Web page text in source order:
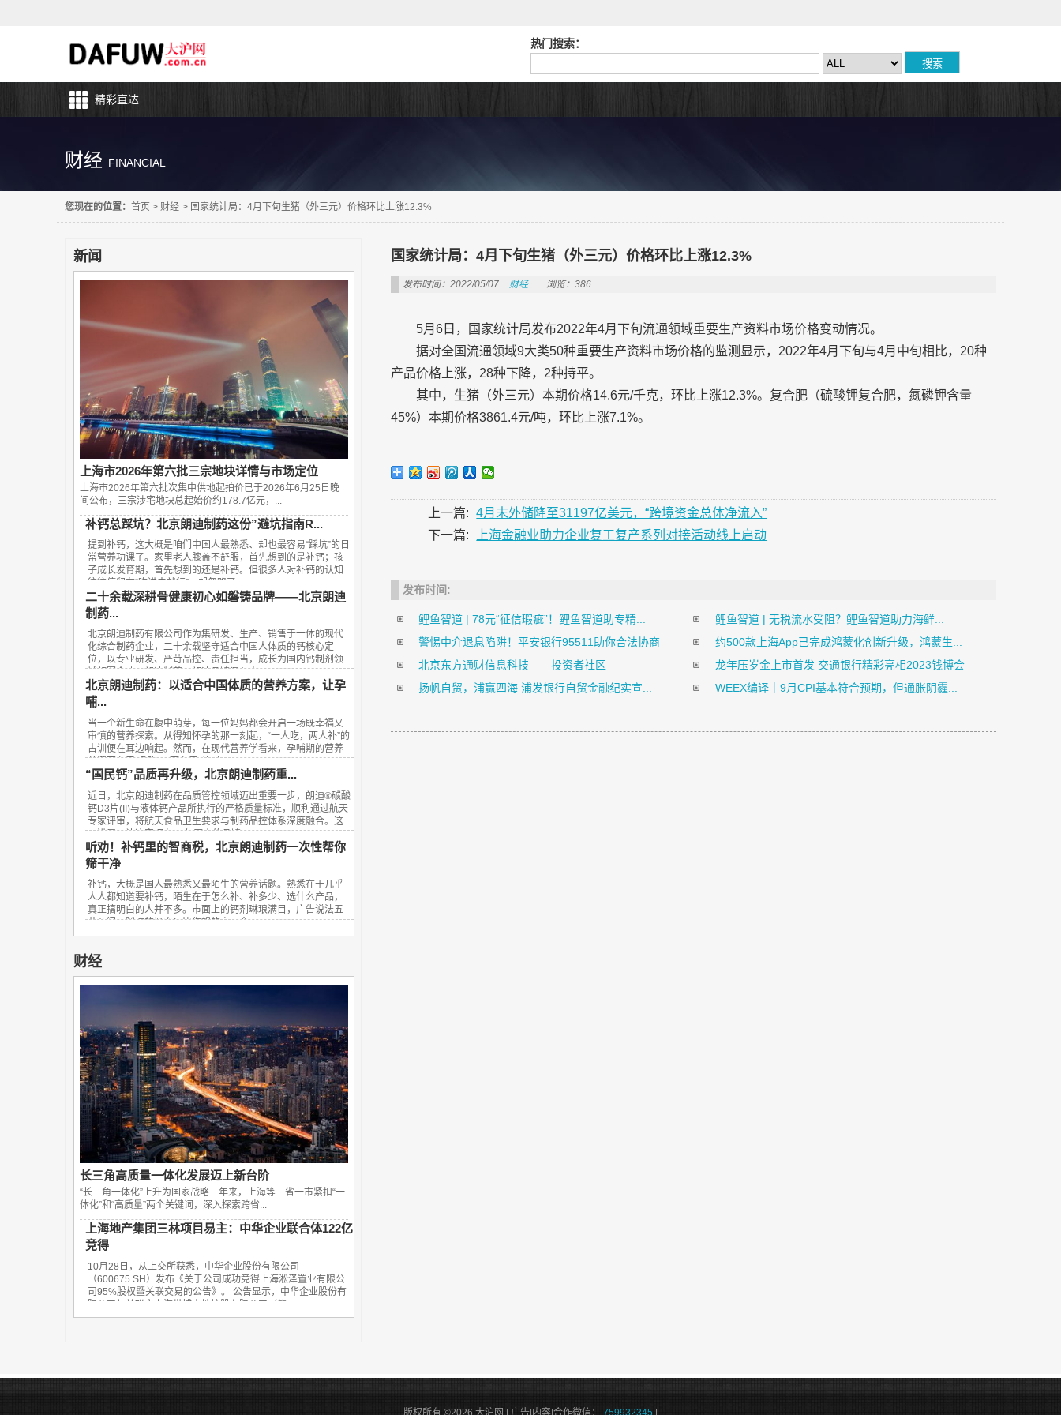
热门搜索：
精彩直达
财经 FINANCIAL
您现在的位置： 首页 > 财经 > 国家统计局：4月下旬生猪（外三元）价格环比上涨12.3%
新闻
上海市2026年第六批三宗地块详情与市场定位
上海市2026年第六批次集中供地起拍价已于2026年6月25日晚
间公布，‌三宗涉宅地块总起始价约178.7亿元‌，...
补钙总踩坑？北京朗迪制药这份”避坑指南R...
提到补钙，这大概是咱们中国人最熟悉、却也最容易“踩坑”的日
常营养功课了。家里老人膝盖不舒服，首先想到的是补钙；孩
子成长发育期，首先想到的还是补钙。但很多人对补钙的认知
往往停留在“吃进去就行”，却忽略了...
二十余载深耕骨健康初心如磐铸品牌——北京朗迪
制药...
北京朗迪制药有限公司作为集研发、生产、销售于一体的现代
化综合制药企业，二十余载坚守适合中国人体质的钙核心定
位，以专业研发、严苛品控、责任担当，成长为国内钙制剂领
域领军企业，朗迪制药、朗迪品牌深入人...
北京朗迪制药：以适合中国体质的营养方案，让孕
哺...
当一个新生命在腹中萌芽，每一位妈妈都会开启一场既幸福又
审慎的营养探索。从得知怀孕的那一刻起，“一人吃，两人补”的
古训便在耳边响起。然而，在现代营养学看来，孕哺期的营养
关键不在于“多吃”，而在于“补对”。...
“国民钙”品质再升级，北京朗迪制药重...
近日，北京朗迪制药在品质管控领域迈出重要一步，朗迪®碳酸
钙D3片(II)与液体钙产品所执行的严格质量标准，顺利通过航天
专家评审，将航天食品卫生要求与制药品控体系深度融合。这
一进展，让这家拥有23年历史的品牌...
听劝！补钙里的智商税，北京朗迪制药一次性帮你
筛干净
补钙，大概是国人最熟悉又最陌生的营养话题。熟悉在于几乎
人人都知道要补钙，陌生在于怎么补、补多少、选什么产品，
真正搞明白的人并不多。市面上的钙剂琳琅满目，广告说法五
花八门，踩坑的概率远比你想的高。今...
财经
长三角高质量一体化发展迈上新台阶
“长三角一体化”上升为国家战略三年来，上海等三省一市紧扣“一
体化”和“高质量”两个关键词，深入探索跨省...
上海地产集团三林项目易主：中华企业联合体122亿
竞得
10月28日，从上交所获悉，中华企业股份有限公司
（600675.SH）发布《关于公司成功竞得上海淞泽置业有限公
司95%股权暨关联交易的公告》。 公告显示，中华企业股份有
限公司与关联方上海世博土地控股有限公司（简...
国家统计局：4月下旬生猪（外三元）价格环比上涨12.3%
发布时间：2022/05/07 财经 浏览：386
5月6日，国家统计局发布2022年4月下旬流通领域重要生产资料市场价格变动情况。
据对全国流通领域9大类50种重要生产资料市场价格的监测显示，2022年4月下旬与4月中旬相比，20种
产品价格上涨，28种下降，2种持平。
其中，生猪（外三元）本期价格14.6元/千克，环比上涨12.3%。复合肥（硫酸钾复合肥，氮磷钾含量
45%）本期价格3861.4元/吨，环比上涨7.1%。
上一篇:
4月末外储降至31197亿美元，“跨境资金总体净流入”
下一篇:
上海金融业助力企业复工复产系列对接活动线上启动
发布时间:
鲤鱼智道 | 78元“征信瑕疵”！鲤鱼智道助专精...
鲤鱼智道 | 无税流水受阻？鲤鱼智道助力海鲜...
警惕中介退息陷阱！平安银行95511助你合法协商
约500款上海App已完成鸿蒙化创新升级，鸿蒙生...
北京东方通财信息科技——投资者社区
龙年压岁金上市首发 交通银行精彩亮相2023钱博会
扬帆自贸，浦赢四海 浦发银行自贸金融纪实宣...
​WEEX编译｜9月CPI基本符合预期，但通胀阴霾...